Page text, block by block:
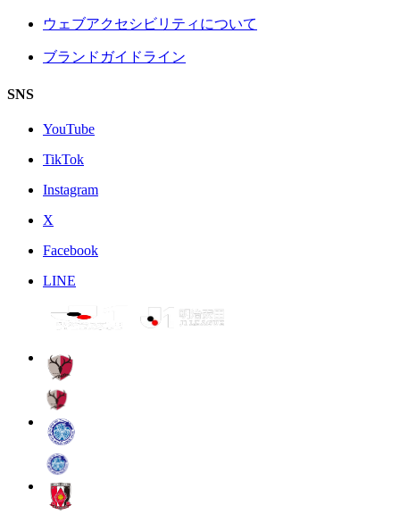
ウェブアクセシビリティについて
ブランドガイドライン
SNS
YouTube
TikTok
Instagram
X
Facebook
LINE